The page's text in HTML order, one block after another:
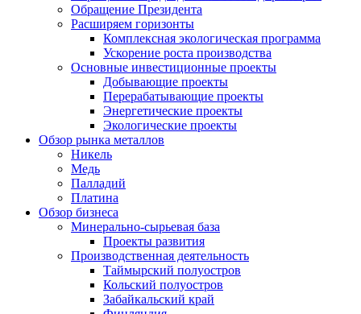
Обращение Президента
Расширяем горизонты
Комплексная экологическая программа
Ускорение роста производства
Основные инвестиционные проекты
Добывающие проекты
Перерабатывающие проекты
Энергетические проекты
Экологические проекты
Обзор рынка металлов
Никель
Медь
Палладий
Платина
Обзор бизнеса
Минерально-сырьевая база
Проекты развития
Производственная деятельность
Таймырский полуостров
Кольский полуостров
Забайкальский край